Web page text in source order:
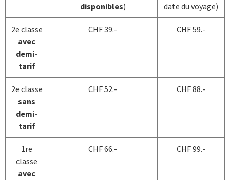
disponibles)
date du voyage)
2e classe
avec
demi-
tarif
CHF 39.- CHF 59.-
2e classe
sans
demi-
tarif
CHF 52.- CHF 88.-
1re
classe
avec
CHF 66.- CHF 99.-